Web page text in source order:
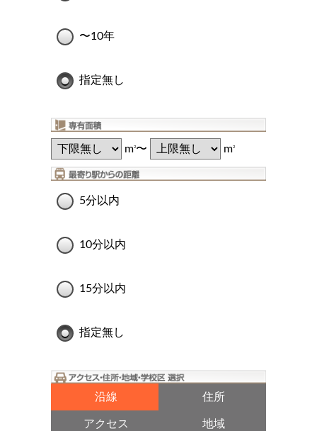
〜10年
指定無し
m2〜 m2
5分以内
10分以内
15分以内
指定無し
沿線 住所
アクセス 地域